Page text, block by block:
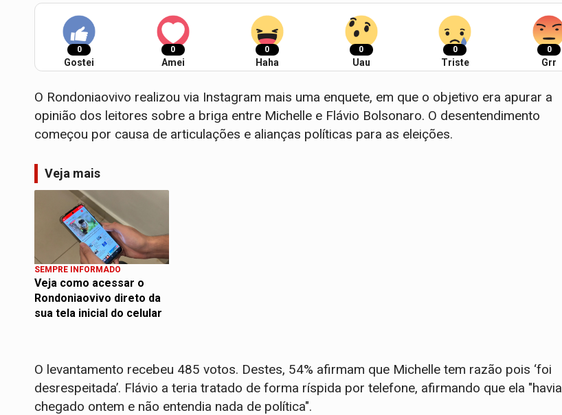
0
Gostei
0
Amei
0
Haha
0
Uau
0
Triste
0
Grr
O Rondoniaovivo realizou via Instagram mais uma enquete, em que o objetivo era apurar a
opinião dos leitores sobre a briga entre Michelle e Flávio Bolsonaro. O desentendimento
começou por causa de articulações e alianças políticas para as eleições.
Veja mais
SEMPRE INFORMADO
Veja como acessar o
Rondoniaovivo direto da
sua tela inicial do celular
O levantamento recebeu 485 votos. Destes, 54% afirmam que Michelle tem razão pois ‘foi
desrespeitada’. Flávio a teria tratado de forma ríspida por telefone, afirmando que ela "havia
chegado ontem e não entendia nada de política".